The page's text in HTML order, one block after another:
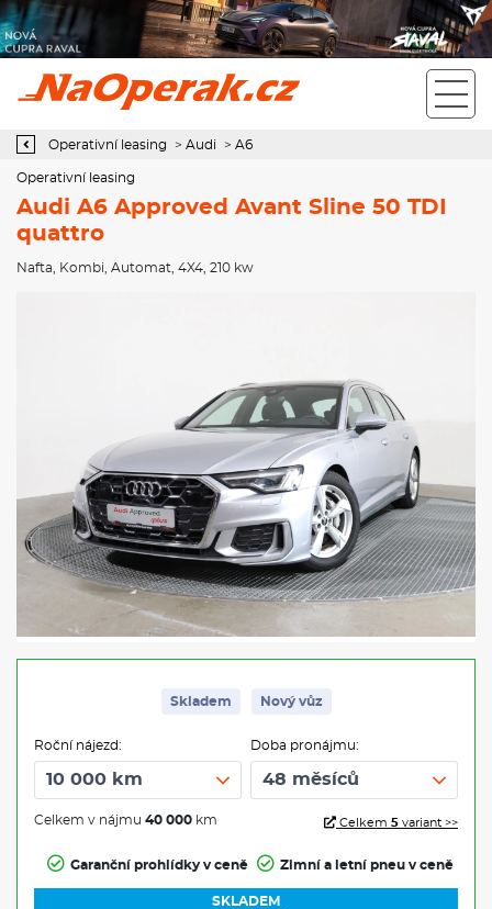
Operativní leasing Audi A6 Approved Avant Sline 50 TDI quattro
Operativní leasing > Audi > A6
Operativní leasing
Audi A6 Approved Avant Sline 50 TDI
quattro
Nafta Kombi Automat 4X4 , 210 kw
Skladem Nový vůz
Roční nájezd:
Celkem v nájmu 40 000 km
Doba pronájmu:
Celkem 5 variant >>
Garanční prohlídky v ceně Zimní a letní pneu v ceně
SKLADEM